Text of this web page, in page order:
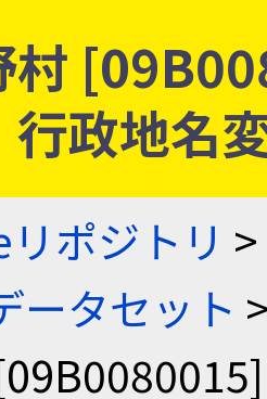
村
政地名
ポジトリ >
ータセット